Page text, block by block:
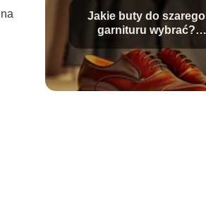
Jakie buty do szarego
garnituru wybrać?